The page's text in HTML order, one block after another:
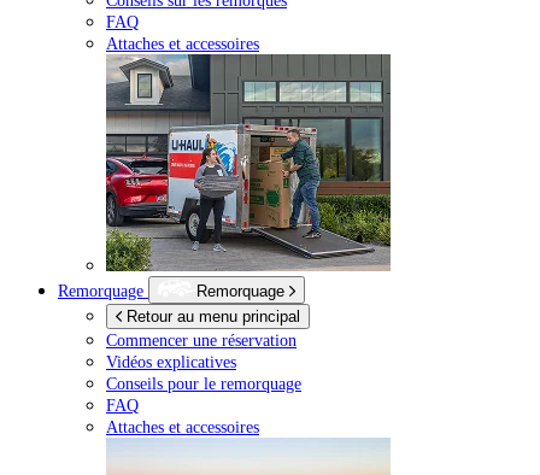
FAQ
Attaches et accessoires
Remorquage
Remorquage
Retour au menu principal
Commencer une réservation
Vidéos explicatives
Conseils pour le remorquage
FAQ
Attaches et accessoires